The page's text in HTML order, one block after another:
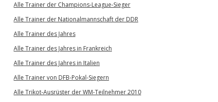
Alle Trainer der Champions-League-Sieger
Alle Trainer der Nationalmannschaft der DDR
Alle Trainer des Jahres
Alle Trainer des Jahres in Frankreich
Alle Trainer des Jahres in Italien
Alle Trainer von DFB-Pokal-Siegern
Alle Trikot-Ausrüster der WM-Teilnehmer 2010